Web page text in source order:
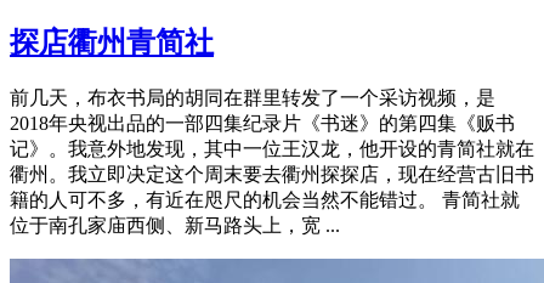
探店衢州青简社
前几天，布衣书局的胡同在群里转发了一个采访视频，是
2018年央视出品的一部四集纪录片《书迷》的第四集《贩书
记》。我意外地发现，其中一位王汉龙，他开设的青简社就在
衢州。我立即决定这个周末要去衢州探探店，现在经营古旧书
籍的人可不多，有近在咫尺的机会当然不能错过。 青简社就
位于南孔家庙西侧、新马路头上，宽 ...